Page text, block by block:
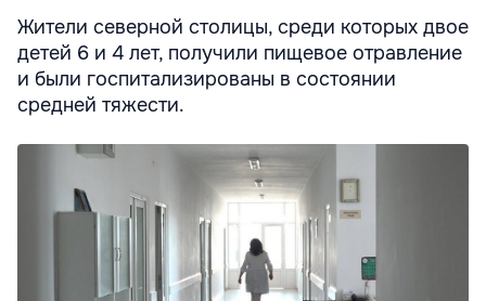
Жители северной столицы, среди которых двое
детей 6 и 4 лет, получили пищевое отравление
и были госпитализированы в состоянии
средней тяжести.